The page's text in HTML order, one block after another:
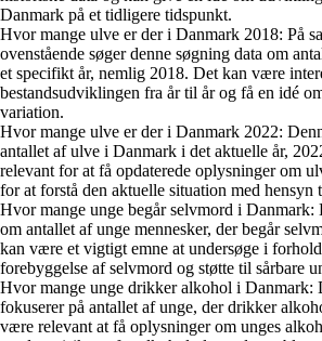
Danmark på et tidligere tidspunkt.
Hvor mange ulve er der i Danmark 2018: På
ovenstående søger denne søgning data om
et specifikt år, nemlig 2018. Det kan være
bestandsudviklingen fra år til år og få en idé
variation.
Hvor mange ulve er der i Danmark 2022:
antallet af ulve i Danmark i det aktuelle år,
relevant for at få opdaterede oplysninger om
for at forstå den aktuelle situation med
Hvor mange unge begår selvmord i Danmark:
om antallet af unge mennesker, der begår
kan være et vigtigt emne at undersøge i
forebyggelse af selvmord og støtte til sårbare
Hvor mange unge drikker alkohol i Danmark:
fokuserer på antallet af unge, der drikker
være relevant at få oplysninger om unges